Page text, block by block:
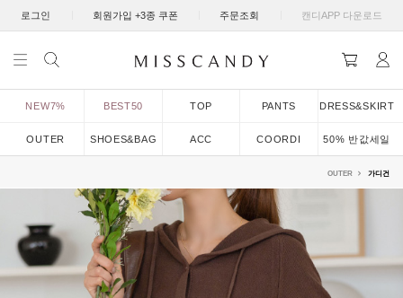
로그인 회원가입 +3종 쿠폰 주문조회 캔디APP 다운로드
NEW7% BEST50 TOP PANTS DRESS&SKIRT
OUTER SHOES&BAG ACC COORDI 50% 반값세일
OUTER 가디건